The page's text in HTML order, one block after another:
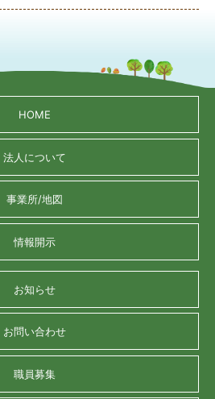
HOME
法人について
事業所/地図
情報開示
お知らせ
お問い合わせ
職員募集